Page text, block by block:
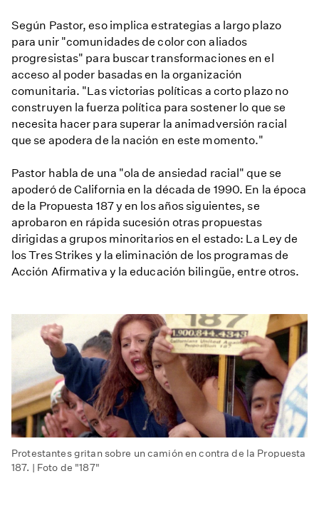
Según Pastor, eso implica estrategias a largo plazo
para unir "comunidades de color con aliados
progresistas" para buscar transformaciones en el
acceso al poder basadas en la organización
comunitaria. "Las victorias políticas a corto plazo no
construyen la fuerza política para sostener lo que se
necesita hacer para superar la animadversión racial
que se apodera de la nación en este momento."
Pastor habla de una "ola de ansiedad racial" que se
apoderó de California en la década de 1990. En la época
de la Propuesta 187 y en los años siguientes, se
aprobaron en rápida sucesión otras propuestas
dirigidas a grupos minoritarios en el estado: La Ley de
los Tres Strikes y la eliminación de los programas de
Acción Afirmativa y la educación bilingüe, entre otros.
Protestantes gritan sobre un camión en contra de la Propuesta
187. | Foto de "187"